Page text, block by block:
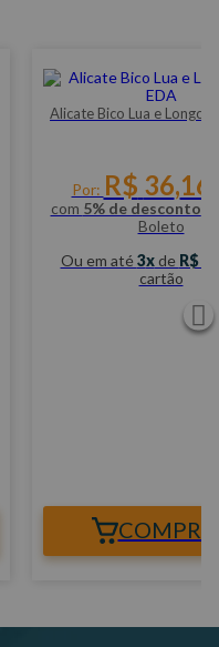
Alicate Bico Lua e Longo
Por: R$ 36,16
com 5% de desconto
Boleto
Ou em até 3 de R$
cartão